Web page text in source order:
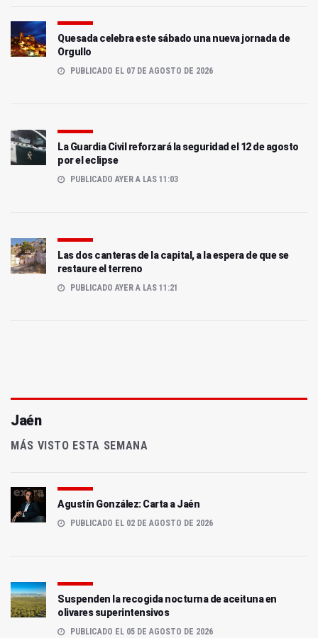
Quesada celebra este sábado una nueva jornada de
Orgullo
PUBLICADO EL 07 DE AGOSTO DE 2026
La Guardia Civil reforzará la seguridad el 12 de agosto
por el eclipse
PUBLICADO AYER A LAS 11:03
Las dos canteras de la capital, a la espera de que se
restaure el terreno
PUBLICADO AYER A LAS 11:21
Jaén
MÁS VISTO ESTA SEMANA
Agustín González: Carta a Jaén
PUBLICADO EL 02 DE AGOSTO DE 2026
Suspenden la recogida nocturna de aceituna en
olivares superintensivos
PUBLICADO EL 05 DE AGOSTO DE 2026